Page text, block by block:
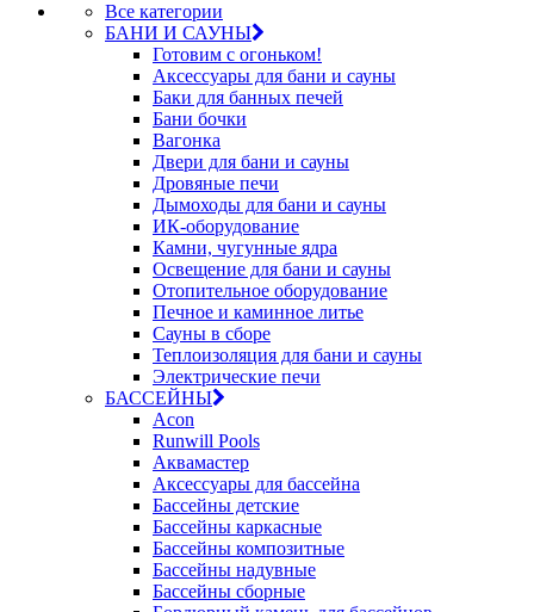
Все категории
БАНИ И САУНЫ
Готовим с огоньком!
Аксессуары для бани и сауны
Баки для банных печей
Бани бочки
Вагонка
Двери для бани и сауны
Дровяные печи
Дымоходы для бани и сауны
ИК-оборудование
Камни, чугунные ядра
Освещение для бани и сауны
Отопительное оборудование
Печное и каминное литье
Сауны в сборе
Теплоизоляция для бани и сауны
Электрические печи
БАССЕЙНЫ
Acon
Runwill Pools
Аквамастер
Аксессуары для бассейна
Бассейны детские
Бассейны каркасные
Бассейны композитные
Бассейны надувные
Бассейны сборные